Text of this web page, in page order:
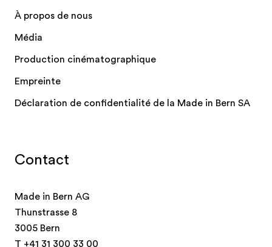
Contact
Made in Bern AG
Thunstrasse 8
3005 Bern
T +41 31 300 33 00
À propos de nous
Média
Production cinématographique
Empreinte
Déclaration de confidentialité de la Made in Bern SA